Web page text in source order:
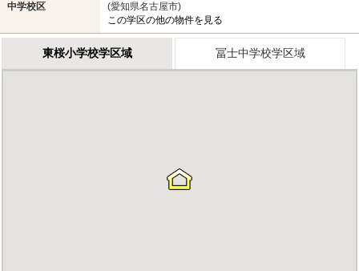
中学校区
(愛知県名古屋市)
この学区の他の物件を見る
東桜小学校学区域 冨士中学校学区域